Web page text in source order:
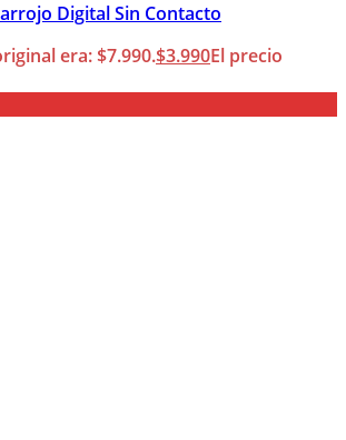
Digital Sin Contacto
era: $7.990.$3.990El precio